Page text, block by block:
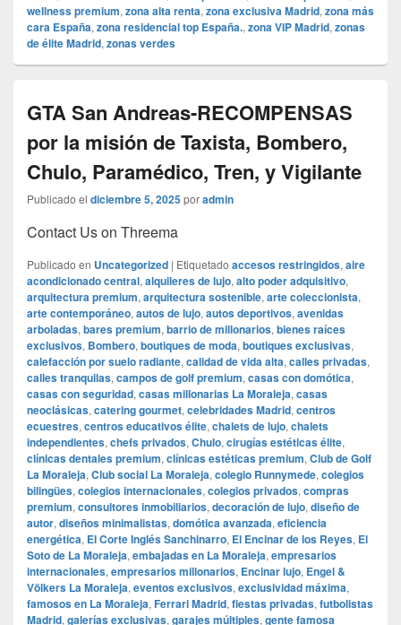
wellness premium, zona alta renta, zona exclusiva Madrid, zona más
cara España, zona residencial top España., zona VIP Madrid, zonas
de élite Madrid, zonas verdes
GTA San Andreas-RECOMPENSAS
por la misión de Taxista, Bombero,
Chulo, Paramédico, Tren, y Vigilante
Publicado el diciembre 5, 2025poradmin
Contact Us on Threema
Publicado en Uncategorized | Etiquetado accesos restringidos, aire
acondicionado central, alquileres de lujo, alto poder adquisitivo,
arquitectura premium, arquitectura sostenible, arte coleccionista,
arte contemporáneo, autos de lujo, autos deportivos, avenidas
arboladas, bares premium, barrio de millonarios, bienes raíces
exclusivos, Bombero, boutiques de moda, boutiques exclusivas,
calefacción por suelo radiante, calidad de vida alta, calles privadas,
calles tranquilas, campos de golf premium, casas con domótica,
casas con seguridad, casas millonarias La Moraleja, casas
neoclásicas, catering gourmet, celebridades Madrid, centros
ecuestres, centros educativos élite, chalets de lujo, chalets
independientes, chefs privados, Chulo, cirugías estéticas élite,
clínicas dentales premium, clínicas estéticas premium, Club de Golf
La Moraleja, Club social La Moraleja, colegio Runnymede, colegios
bilingües, colegios internacionales, colegios privados, compras
premium, consultores inmobiliarios, decoración de lujo, diseño de
autor, diseños minimalistas, domótica avanzada, eficiencia
energética, El Corte Inglés Sanchinarro, El Encinar de los Reyes, El
Soto de La Moraleja, embajadas en La Moraleja, empresarios
internacionales, empresarios millonarios, Encinar lujo, Engel &
Völkers La Moraleja, eventos exclusivos, exclusividad máxima,
famosos en La Moraleja, Ferrari Madrid, fiestas privadas, futbolistas
Madrid, galerías exclusivas, garajes múltiples, gente famosa